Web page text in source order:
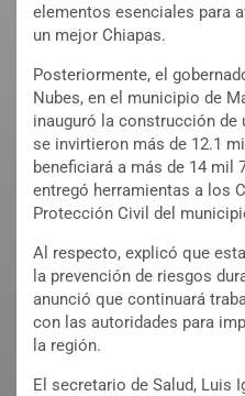
elementos esenciales para
un mejor Chiapas.
Posteriormente, el
Nubes, en el municipio de
inauguró la construcción de
se invirtieron más de 12.1
beneficiará a más de 14 mil
entregó herramientas a los
Protección Civil del
Al respecto, explicó que
la prevención de riesgos
anunció que continuará
con las autoridades para
la región.
El secretario de Salud, Luis